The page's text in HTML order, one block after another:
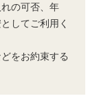
の可否、年
してご利用く
をお約束する